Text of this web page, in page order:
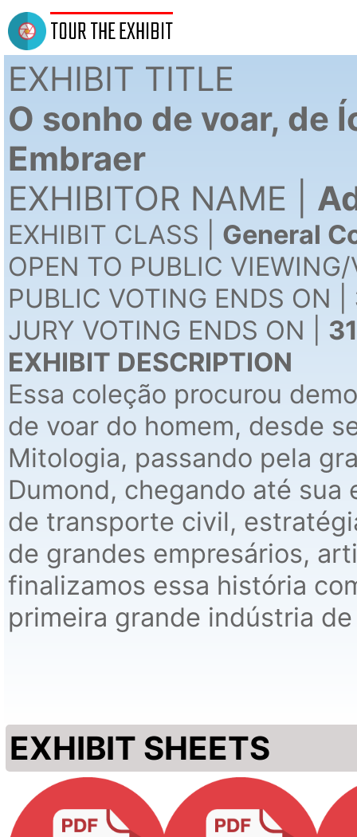
TOUR THE EXHIBIT
EXHIBIT TITLE
O sonho de voar, de
Embraer
EXHIBITOR NAME |
EXHIBIT CLASS | General
OPEN TO PUBLIC
PUBLIC VOTING ENDS ON |
JURY VOTING ENDS ON |
EXHIBIT DESCRIPTION
Essa coleção procurou
de voar do homem, desde
Mitologia, passando pela
Dumond, chegando até
de transporte civil,
de grandes empresários,
finalizamos essa história
primeira grande indústria
EXHIBIT SHEETS